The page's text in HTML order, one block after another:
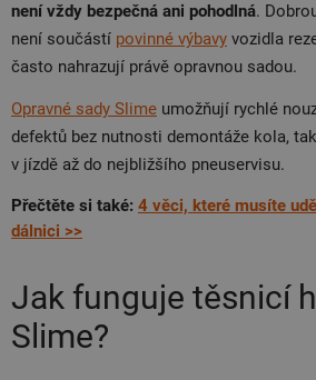
není vždy bezpečná ani pohodlná.
není součástí povinné výbavy vozidla
často nahrazují právě opravnou sadou.
Opravné sady Slime umožňují rychlé
defektů bez nutnosti demontáže kola,
v jízdě až do nejbližšího pneuservisu.
Přečtěte si také: 4 věci, které musíte
dálnici >>
Jak funguje těsnicí
Slime?